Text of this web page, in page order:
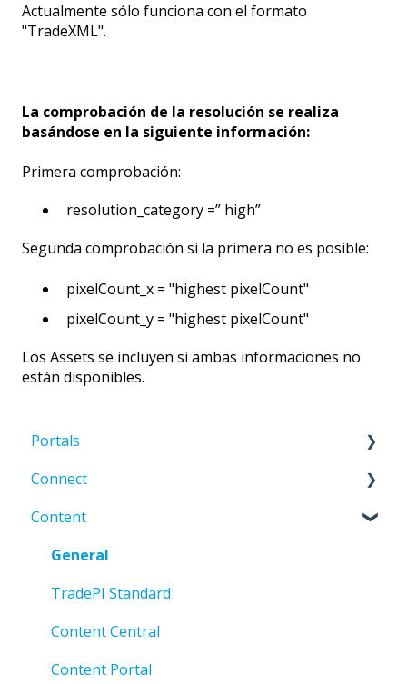
Actualmente sólo funciona con el formato
"TradeXML".
La comprobación de la resolución se realiza
basándose en la siguiente información:
Primera comprobación:
resolution_category =” high”
Segunda comprobación si la primera no es posible:
pixelCount_x = "highest pixelCount"
pixelCount_y = "highest pixelCount"
Los Assets se incluyen si ambas informaciones no
están disponibles.
Portals
Migración al nuevo Portals hub
Gestión de cuentas
Administrator Central
My Selection
Connect
Código de Error - Tipo "E"
Desarrolladores
Preguntas frecuentes sobre TMH2
Error de Validación
Documentación
Content
General
TradePI Standard
Content Central
Content Portal